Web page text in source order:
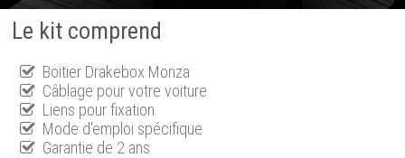
Le kit comprend
Boitier Drakebox Monza
Câblage pour votre voiture
Liens pour fixation
Mode d'emploi spécifique
Garantie de 2 ans